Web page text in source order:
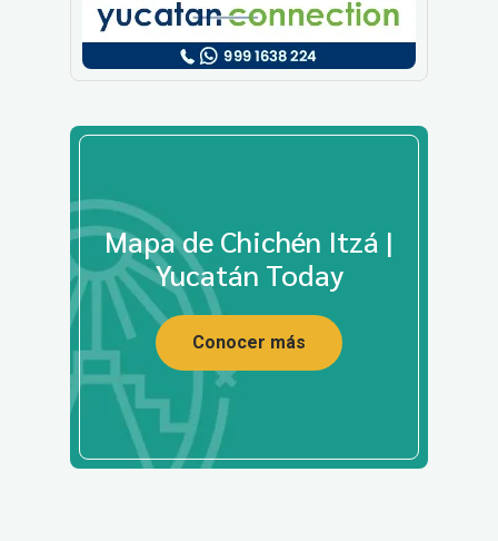
Mapa de Chichén Itzá |
Yucatán Today
Conocer más